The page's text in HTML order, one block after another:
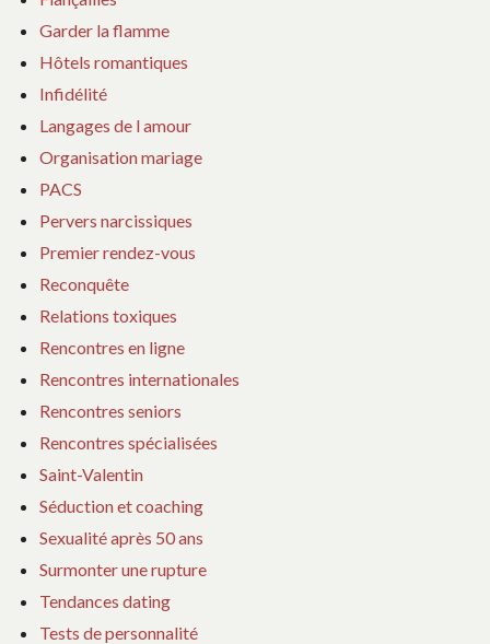
Garder la flamme
Hôtels romantiques
Infidélité
Langages de l amour
Organisation mariage
PACS
Pervers narcissiques
Premier rendez-vous
Reconquête
Relations toxiques
Rencontres en ligne
Rencontres internationales
Rencontres seniors
Rencontres spécialisées
Saint-Valentin
Séduction et coaching
Sexualité après 50 ans
Surmonter une rupture
Tendances dating
Tests de personnalité